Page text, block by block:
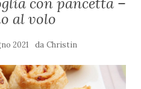
al volo
2021 da Christin